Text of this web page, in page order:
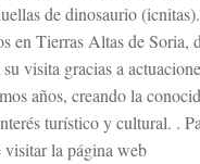
de dinosaurio
en Tierras Altas de Soria,
visita gracias a
años, creando la
turístico y cultural. .
visitar la página web